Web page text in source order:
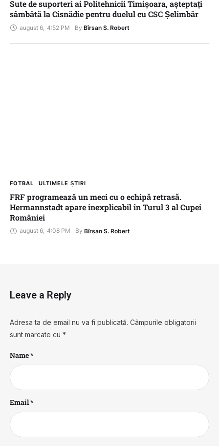
Sute de suporteri ai Politehnicii Timișoara, așteptați
sâmbătă la Cisnădie pentru duelul cu CSC Șelimbăr
august 6 4:52 PM By Bîrsan S. Robert
FOTBAL ULTIMELE ȘTIRI
FRF programează un meci cu o echipă retrasă.
Hermannstadt apare inexplicabil în Turul 3 al Cupei
României
august 6, 4:08 PM By Bîrsan S. Robert
Leave a Reply
Adresa ta de email nu va fi publicată. Câmpurile obligatorii
sunt marcate cu *
Name *
Email *